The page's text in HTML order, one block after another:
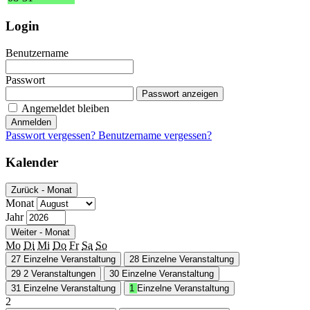
Login
Benutzername
Passwort
Passwort anzeigen
Angemeldet bleiben
Anmelden
Passwort vergessen? Benutzername vergessen?
Kalender
Zurück - Monat
Monat
Jahr
Weiter - Monat
Mo Di Mi Do Fr Sa So
27 Einzelne Veranstaltung 28 Einzelne Veranstaltung
29 2 Veranstaltungen 30 Einzelne Veranstaltung
31 Einzelne Veranstaltung 1 Einzelne Veranstaltung
2